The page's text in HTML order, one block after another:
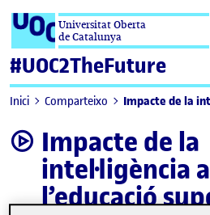
Saltar al contingutUniversitat Oberta
de Catalunya
#UOC2TheFuture
Inici Comparteixo Impacte de la intel·ligència
video Impacte de la
intel·ligència
l’educació